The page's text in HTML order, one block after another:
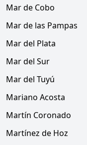
Mar de Cobo
Mar de las Pampas
Mar del Plata
Mar del Sur
Mar del Tuyú
Mariano Acosta
Martín Coronado
Martínez de Hoz